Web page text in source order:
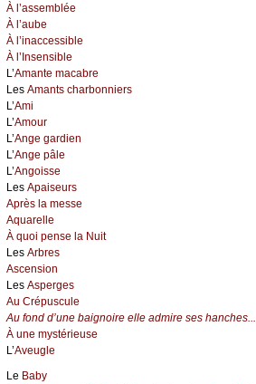
À l’assemblée
À l’aube
À l’inaccessible
À l’Insensible
L’Amante macabre
Les Amants charbonniers
L’Ami
L’Amour
L’Ange gardien
L’Ange pâle
L’Angoisse
Les Apaiseurs
Après la messe
Aquarelle
À quoi pense la Nuit
Les Arbres
Ascension
Les Asperges
Au Crépuscule
Au fond d’une baignoire elle admire ses hanches...
À une mystérieuse
L’Aveugle
Le Baby